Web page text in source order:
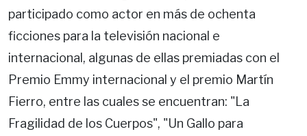
participado como actor en más de ochenta
ficciones para la televisión nacional e
internacional, algunas de ellas premiadas con el
Premio Emmy internacional y el premio Martín
Fierro, entre las cuales se encuentran: "La
Fragilidad de los Cuerpos", "Un Gallo para